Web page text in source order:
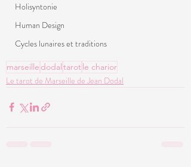
Holisyntonie
Human Design
Cycles lunaires et traditions
marseille dodaltarot le charior
Le tarot de Marseille de Jean Dodal